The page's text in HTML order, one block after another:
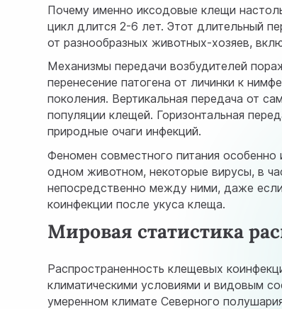
Почему именно иксодовые клещи
цикл длится 2-6 лет. Этот длительный
от разнообразных животных-хозяев,
Механизмы передачи возбудителей
перенесение патогена от личинки к
поколения. Вертикальная передача от
популяции клещей. Горизонтальная
природные очаги инфекций.
Феномен совместного питания
одном животном, некоторые вирусы, в
непосредственно между ними, даже
коинфекции после укуса клеща.
Мировая статистика
Распространенность клещевых
климатическими условиями и видовым
умеренном климате Северного